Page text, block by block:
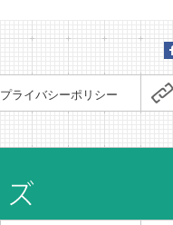
プライバシーポリシー